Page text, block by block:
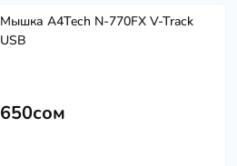
Мышка A4Tech N-770FX V-Track
USB
650сом